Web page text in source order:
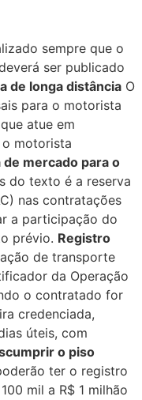
sempre que o
ser publicado
de longa distância O
para o motorista
atue em
motorista
de mercado para o
do texto é a reserva
nas contratações
a participação do
prévio. Registro
de transporte
da Operação
o contratado for
credenciada,
úteis, com
o piso
ter o registro
mil a R$ 1 milhão